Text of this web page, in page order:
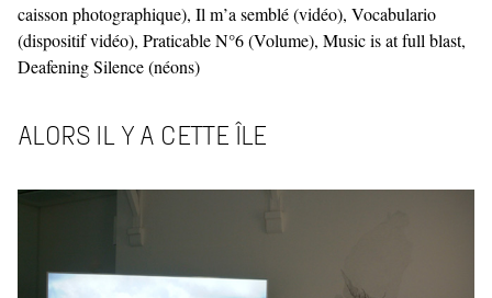
caisson photographique), Il m’a semblé (vidéo), Vocabulario
(dispositif vidéo), Praticable N°6 (Volume), Music is at full blast,
Deafening Silence (néons)
ALORS IL Y A CETTE ÎLE